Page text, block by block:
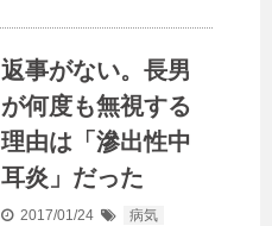
返事がない。長男
が何度も無視する
理由は「滲出性中
耳炎」だった
2017/01/24 病気